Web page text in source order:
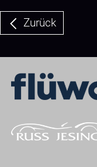
Zurück